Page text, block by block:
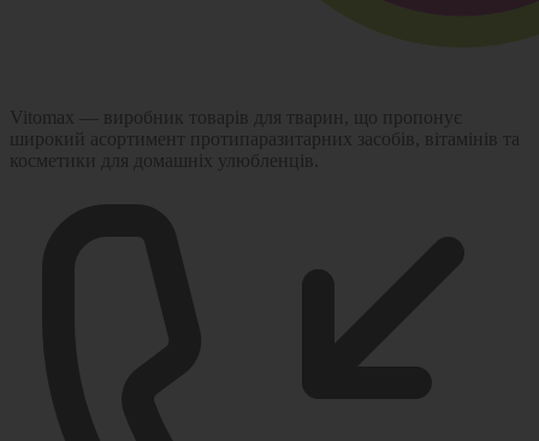
Vitomax — виробник товарів для тварин, що пропонує
широкий асортимент протипаразитарних засобів, вітамінів та
косметики для домашніх улюбленців.